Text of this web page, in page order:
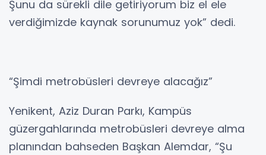
Şunu da sürekli dile getiriyorum biz el ele
verdiğimizde kaynak sorunumuz yok” dedi.
“Şimdi metrobüsleri devreye alacağız”
Yenikent, Aziz Duran Parkı, Kampüs
güzergahlarında metrobüsleri devreye alma
planından bahseden Başkan Alemdar, “Şu